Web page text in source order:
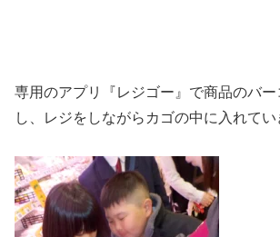
専用のアプリ『レジゴー』で商品のバ
し、レジをしながらカゴの中に入れてい